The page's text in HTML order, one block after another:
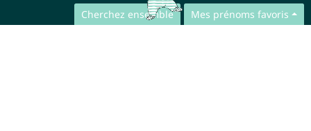
Cherchez ensemble Mes prénoms favoris